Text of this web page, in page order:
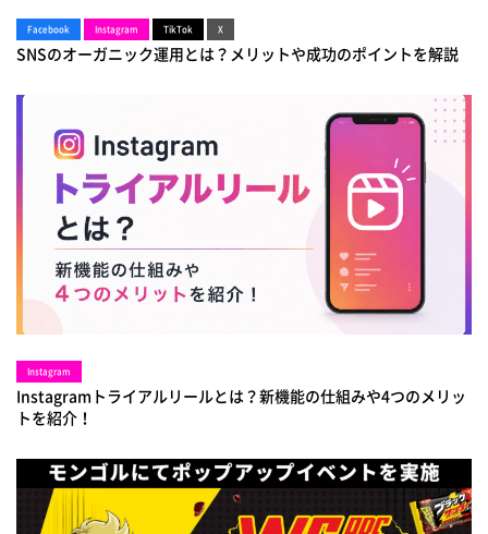
Facebook Instagram TikTok X
SNSのオーガニック運用とは？メリットや成功のポイントを解説
Instagram
Instagramトライアルリールとは？新機能の仕組みや4つのメリッ
トを紹介！